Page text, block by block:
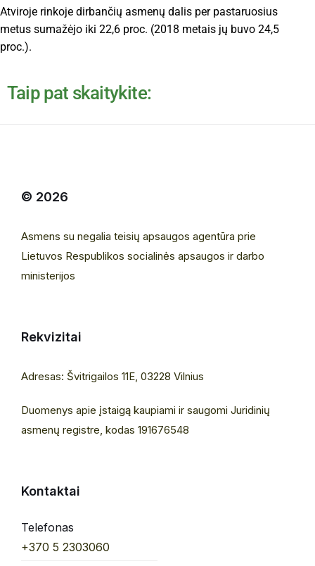
Atviroje rinkoje dirbančių asmenų dalis per pastaruosius
metus sumažėjo iki 22,6 proc. (2018 metais jų buvo 24,5
proc.).
Taip pat skaitykite:
© 2026
Asmens su negalia teisių apsaugos agentūra prie
Lietuvos Respublikos socialinės apsaugos ir darbo
ministerijos
Rekvizitai
Adresas: Švitrigailos 11E, 03228 Vilnius
Duomenys apie įstaigą kaupiami ir saugomi Juridinių
asmenų registre, kodas 191676548
Kontaktai
Telefonas
+370 5 2303060